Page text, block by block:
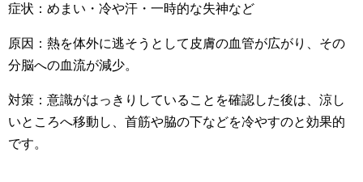
症状：めまい・冷や汗・一時的な失神など
原因：熱を体外に逃そうとして皮膚の血管が広がり、その
分脳への血流が減少。
対策：意識がはっきりしていることを確認した後は、涼し
いところへ移動し、首筋や脇の下などを冷やすのと効果的
です。